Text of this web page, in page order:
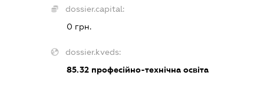
dossier.capital:
0 грн.
dossier.kveds:
85.32професійно-технічна освіта